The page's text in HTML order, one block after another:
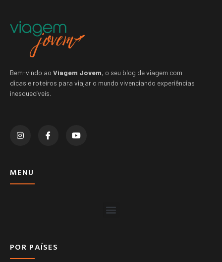
Bem-vindo ao Viagem Jovem, o seu blog de viagem com
dicas e roteiros para viajar o mundo vivenciando experiências
inesquecíveis.
MENU
POR PAÍSES